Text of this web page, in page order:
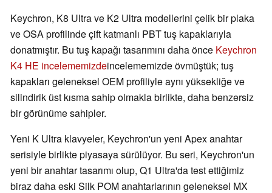
Keychron, K8 Ultra ve K2 Ultra modellerini çelik bir plaka
ve OSA profilinde çift katmanlı PBT tuş kapaklarıyla
donatmıştır. Bu tuş kapağı tasarımını daha önce Keychron
K4 HE incelememizdeincelememizde övmüştük; tuş
kapakları geleneksel OEM profiliyle aynı yüksekliğe ve
silindirik üst kısma sahip olmakla birlikte, daha benzersiz
bir görünüme sahipler.
Yeni K Ultra klavyeler, Keychron'un yeni Apex anahtar
serisiyle birlikte piyasaya sürülüyor. Bu seri, Keychron'un
yeni bir anahtar tasarımı olup, Q1 Ultra'da test ettiğimiz
biraz daha eski Silk POM anahtarlarının geleneksel MX